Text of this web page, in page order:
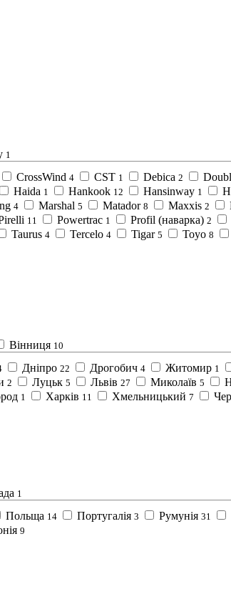
1
CrossWind 4 CST 1 Debica 2
Haida 1 Hankook 12 Hansinway 1
4 Marshal 5 Matador 8 Maxxis 2
11 Powertrac 1 Profil (наварка) 2
Taurus 4 Tercelo 4 Tigar 5 Toyo 8
Вінниця 10
Дніпро 22 Дрогобич 4 Житомир 1
2 Луцьк 5 Львів 27 Миколаїв 5
1 Харків 11 Хмельницький 7
1
Польща 14 Португалія 3 Румунія 31
9